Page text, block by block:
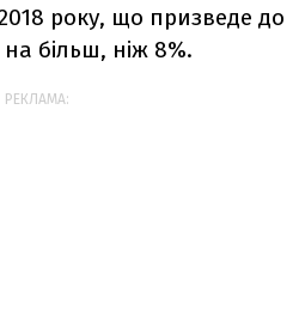
року, що призведе до
більш, ніж 8%.
РЕКЛАМА: